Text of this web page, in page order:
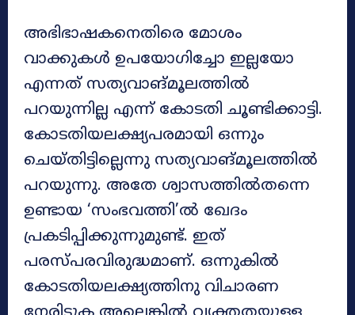
അഭിഭാഷകനെതിരെ മോശം
വാക്കുകൾ ഉപയോഗിച്ചോ ഇല്ലയോ
എന്നത് സത്യവാങ്മൂലത്തിൽ
പറയുന്നില്ല എന്ന് കോടതി ചൂണ്ടിക്കാട്ടി.
കോടതിയലക്ഷ്യപരമായി ഒന്നും
ചെയ്തിട്ടില്ലെന്നു സത്യവാങ്മൂലത്തിൽ
പറയുന്നു. അതേ ശ്വാസത്തിൽതന്നെ
ഉണ്ടായ ‘സംഭവത്തി’ൽ ഖേദം
പ്രകടിപ്പിക്കുന്നുമുണ്ട്. ഇത്
പരസ്പരവിരുദ്ധമാണ്. ഒന്നുകിൽ
കോടതിയലക്ഷ്യത്തിനു വിചാരണ